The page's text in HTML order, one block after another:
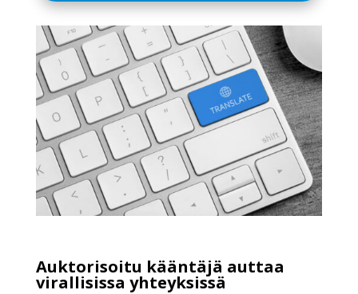
Auktorisoitu kääntäjä auttaa
virallisissa yhteyksissä